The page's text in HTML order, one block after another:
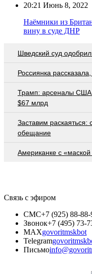
20:21 Июнь 8, 2022
Наёмники из
вину в суде ДНР
Шведский суд
Россиянка
Трамп: арсеналы США
$67 млрд
Заставим раскаяться:
обещание
Американке с
Связь с эфиром
СМС+7 (925) 88-88-
Звонок+7 (495) 73-
MAXgovoritmskbot
Telegram
Письмо